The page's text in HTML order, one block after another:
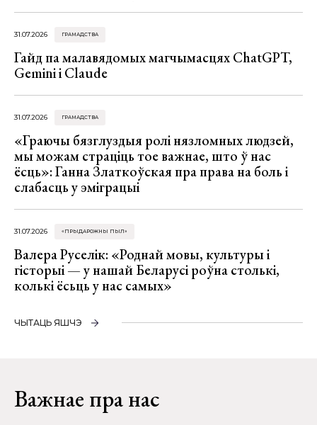
31.07.2026 ГРАМАДСТВА
Гайд па малавядомых магчымасцях ChatGPT,
Gemini і Claude
31.07.2026 ГРАМАДСТВА
«Граючы бязглуздыя ролі нязломных людзей,
мы можам страціць тое важнае, што ў нас
ёсць»: Ганна Златкоўская пра права на боль і
слабасць у эміграцыі
31.07.2026 «ПРЫДАРОЖНЫ ПЫЛ»
Валера Руселік: «Роднай мовы, культуры і
гісторыі — у нашай Беларусі роўна столькі,
колькі ёсьць у нас самых»
ЧЫТАЦЬ ЯШЧЭ
Важнае пра нас